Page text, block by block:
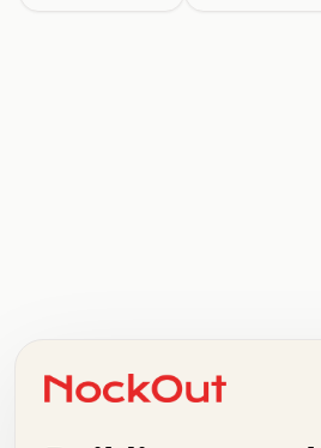
+   .   .   .   .   .   .   .